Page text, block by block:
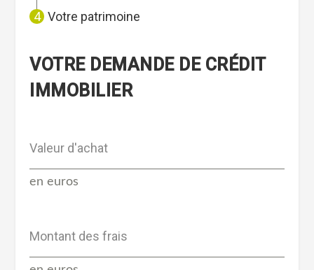
Votre patrimoine
VOTRE DEMANDE DE CRÉDIT
IMMOBILIER
Valeur d'achat
en euros
Montant des frais